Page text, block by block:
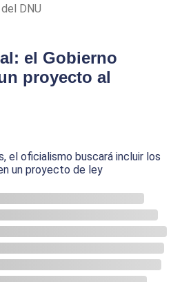
DNU
el Gobierno
proyecto al
el oficialismo buscará incluir los
un proyecto de ley